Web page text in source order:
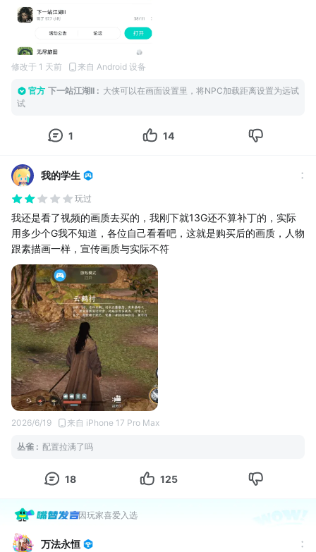
修改于 1 天前 来自 Android 设备
官方 下一站江湖II : 大侠可以在画面设置里，将NPC加载距离设置为远试
试
1 14
我的学生
玩过
我还是看了视频的画质去买的，我刚下就13G还不算补丁的，实际
用多少个G我不知道，各位自己看看吧，这就是购买后的画质，人物
跟素描画一样，宣传画质与实际不符
2026/6/19 来自 iPhone 17 Pro Max
丛雀 : 配置拉满了吗
18 125
因玩家喜爱入选
万法永恒